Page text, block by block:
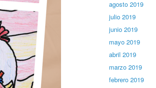
agosto 2019
julio 2019
junio 2019
mayo 2019
abril 2019
marzo 2019
febrero 2019